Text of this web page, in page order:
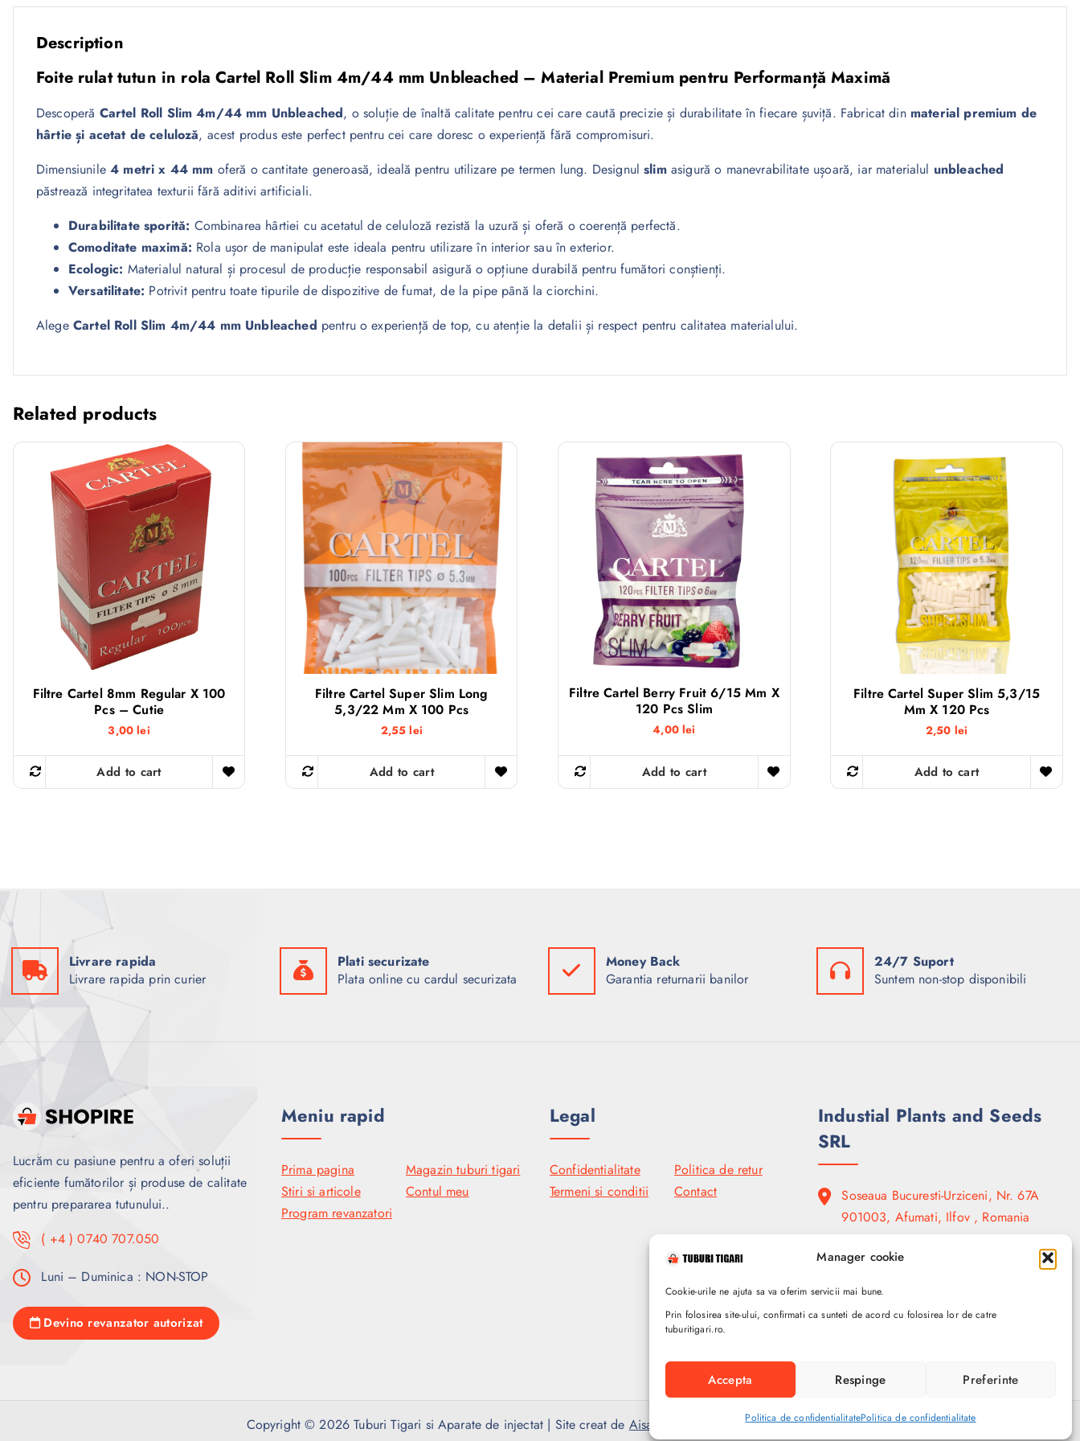
Manager cookie
Cookie-urile ne ajuta sa va oferim servicii mai bune.
Prin folosirea site-ului, confirmati ca sunteti de acord cu folosirea lor de catre
tuburitigari.ro.
Accepta Respinge Preferinte
Politica de confidentialitatePolitica de confidentialitate
Description
Foite rulat tutun in rola Cartel Roll Slim 4m/44 mm Unbleached – Material Premium pentru Performanță Maximă
Descoperă Cartel Roll Slim 4m/44 mm Unbleached, o soluție de înaltă calitate pentru cei care caută precizie și durabilitate în fiecare șuviță. Fabricat din material premium de
hârtie și acetat de celuloză, acest produs este perfect pentru cei care doresc o experiență fără compromisuri.
Dimensiunile4 metri x 44 mm oferă o cantitate generoasă, ideală pentru utilizare pe termen lung. Designulslimasigură o manevrabilitate ușoară, iar materialul unbleached
păstrează integritatea texturii fără aditivi artificiali.
Durabilitate sporită: Combinarea hârtiei cu acetatul de celuloză rezistă la uzură și oferă o coerență perfectă.
Comoditate maximă: Rola ușor de manipulat este ideala pentru utilizare în interior sau în exterior.
Ecologic: Materialul natural și procesul de producție responsabil asigură o opțiune durabilă pentru fumători conștienți.
Versatilitate: Potrivit pentru toate tipurile de dispozitive de fumat, de la pipe până la ciorchini.
Alege Cartel Roll Slim 4m/44 mm Unbleached pentru o experiență de top, cu atenție la detalii și respect pentru calitatea materialului.
Related products
Filtre Cartel 8mm Regular X 100
Pcs – Cutie
3,00lei
Add to cart
Filtre Cartel Super Slim Long
5,3/22 Mm X 100 Pcs
2,55lei
Add to cart
Filtre Cartel Berry Fruit 6/15 Mm X
120 Pcs Slim
4,00lei
Add to cart
Filtre Cartel Super Slim 5,3/15
Mm X 120 Pcs
2,50 lei
Add to cart
Livrare rapida
Livrare rapida prin curier
Plati securizate
Plata online cu cardul securizata
Money Back
Garantia returnarii banilor
24/7 Suport
Suntem non-stop disponibili
Lucrăm cu pasiune pentru a oferi soluții
eficiente fumătorilor și produse de calitate
pentru prepararea tutunului..
( +4 ) 0740 707.050
Luni – Duminica : NON-STOP
Devino revanzator autorizat
Meniu rapid
Prima pagina
Magazin tuburi tigari
Stiri si articole
Contul meu
Program revanzatori
Legal
Confidentialitate
Politica de retur
Termeni si conditii
Contact
Industial Plants and Seeds
SRL
Soseaua Bucuresti-Urziceni, Nr. 67A
901003, Afumati, Ilfov , Romania
( +4 ) 0740 707.050
Copyright © 2026 Tuburi Tigari si Aparate de injectat | Site creat de Aisa Technologies LtdcuAisa Codex